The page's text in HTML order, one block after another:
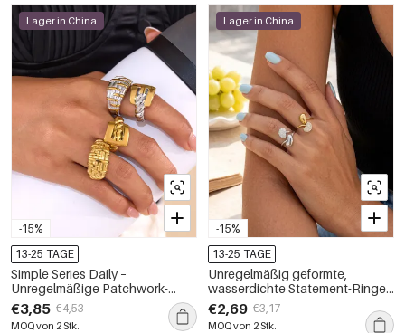
-15%
Lager in China
13-25 TAGE
Simple Series Daily –
Unregelmäßige Patchwork-
Ringe aus wasserdichtem
Edelstahl für Damen
€3,85 €4,53
MOQ von 2 Stk.
-15%
Lager in China
13-25 TAGE
Unregelmäßig geformte,
wasserdichte Statement-Ringe
aus Edelstahl in Goldfarbe mit
Strasssteinen
€2,69 €3,17
MOQ von 2 Stk.